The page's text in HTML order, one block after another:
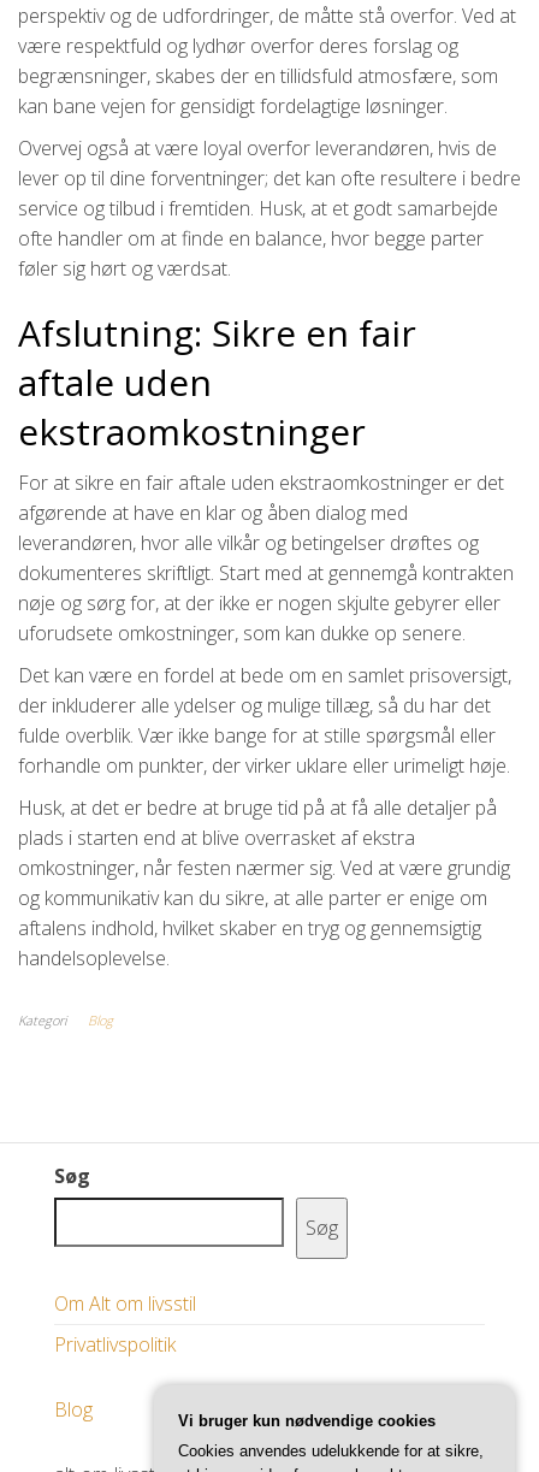
perspektiv og de udfordringer, de måtte stå overfor. Ved at
være respektfuld og lydhør overfor deres forslag og
begrænsninger, skabes der en tillidsfuld atmosfære, som
kan bane vejen for gensidigt fordelagtige løsninger.
Overvej også at være loyal overfor leverandøren, hvis de
lever op til dine forventninger; det kan ofte resultere i bedre
service og tilbud i fremtiden. Husk, at et godt samarbejde
ofte handler om at finde en balance, hvor begge parter
føler sig hørt og værdsat.
Afslutning: Sikre en fair
aftale uden
ekstraomkostninger
For at sikre en fair aftale uden ekstraomkostninger er det
afgørende at have en klar og åben dialog med
leverandøren, hvor alle vilkår og betingelser drøftes og
dokumenteres skriftligt. Start med at gennemgå kontrakten
nøje og sørg for, at der ikke er nogen skjulte gebyrer eller
uforudsete omkostninger, som kan dukke op senere.
Det kan være en fordel at bede om en samlet prisoversigt,
der inkluderer alle ydelser og mulige tillæg, så du har det
fulde overblik. Vær ikke bange for at stille spørgsmål eller
forhandle om punkter, der virker uklare eller urimeligt høje.
Husk, at det er bedre at bruge tid på at få alle detaljer på
plads i starten end at blive overrasket af ekstra
omkostninger, når festen nærmer sig. Ved at være grundig
og kommunikativ kan du sikre, at alle parter er enige om
aftalens indhold, hvilket skaber en tryg og gennemsigtig
handelsoplevelse.
Kategori Blog
Søg
Søg
Om Alt om livsstil
Privatlivspolitik
Blog
Vi bruger kun nødvendige cookies
Cookies anvendes udelukkende for at sikre,